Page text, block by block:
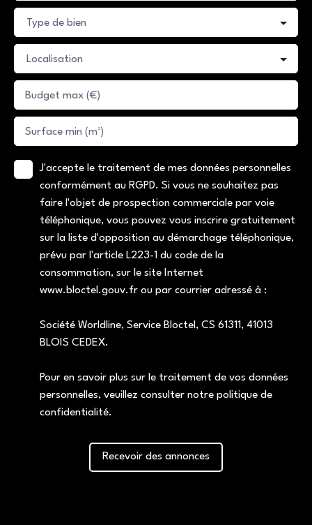
déplacements, le bus est à 5 min à pied et l'hôpital est à 5
min en voiture. De plus, cet appartement est éligible à
l'internet haut débit et à la fibre. Ne manquez pas cette
opportunité de vous approprier un bien au potentiel
immense, prêt à être transformé selon vos envies.
Contactez nous dès maintenant pour une visite et laissez-
vous séduire par ce petit bijou à rénover.
Type de bien
Localisation
Budget max (€)
Surface min (m²)
J'accepte le traitement de mes données personnelles
conformément au RGPD. Si vous ne souhaitez pas
faire l'objet de prospection commerciale par voie
téléphonique, vous pouvez vous inscrire gratuitement
sur la liste d'opposition au démarchage téléphonique,
prévu par l'article L223-1 du code de la
consommation, sur le site Internet
www.bloctel.gouv.fr ou par courrier adressé à :
Société Worldline, Service Bloctel, CS 61311, 41013
BLOIS CEDEX.
Pour en savoir plus sur le traitement de vos données
personnelles, veuillez consulter notre politique de
confidentialité.
Recevoir des annonces